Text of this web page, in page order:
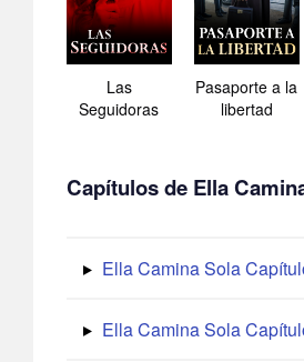
Las
Seguidoras
Pasaporte a la
libertad
Capítulos de Ella
Ella Camina Sola
Ella Camina Sola